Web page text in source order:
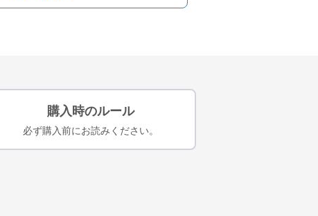
購入時のルール
必ず購入前にお読みください。